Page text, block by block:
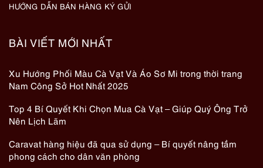
HƯỚNG DẪN BÁN HÀNG KÝ GỬI
BÀI VIẾT MỚI NHẤT
Xu Hướng Phối Màu Cà Vạt Và Áo Sơ Mi trong thời trang
Nam Công Sở Hot Nhất 2025
Top 4 Bí Quyết Khi Chọn Mua Cà Vạt – Giúp Quý Ông Trở
Nên Lịch Lãm
Caravat hàng hiệu đã qua sử dụng – Bí quyết nâng tầm
phong cách cho dân văn phòng